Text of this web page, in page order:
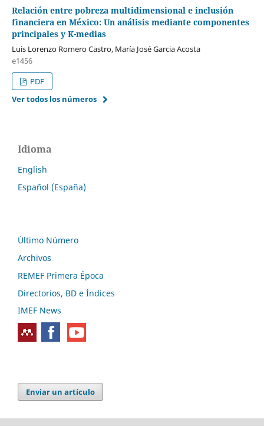
Relación entre pobreza multidimensional e inclusión
financiera en México: Un análisis mediante componentes
principales y K-medias
Luis Lorenzo Romero Castro, María José Garcia Acosta
e1456
PDF
Ver todos los números
Idioma
English
Español (España)
Último Número
Archivos
REMEF Primera Época
Directorios, BD e Índices
IMEF News
Enviar un artículo